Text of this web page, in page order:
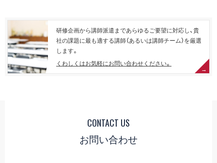
研修企画から講師派遣まであらゆるご要望に対応し、貴
社の課題に最も適する講師（あるいは講師チーム）を厳選
します。
くわしくはお気軽にお問い合わせください。
CONTACT US
お問い合わせ